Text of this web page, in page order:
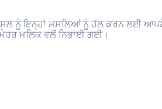
ਨੂੰ ਇਨ੍ਹਾਂ ਮਸਲਿਆਂ ਨੂੰ ਹੱਲ ਕਰਨ ਲਈ
ਮਲਿਕ ਵਲੋਂ ਨਿਭਾਈ ਗਈ।